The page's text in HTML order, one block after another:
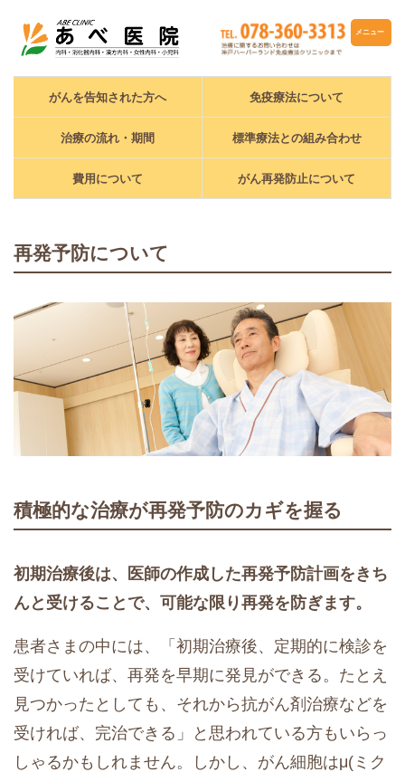
メニュー
がんを告知された方へ 免疫療法について
治療の流れ・期間 標準療法との組み合わせ
費用について がん再発防止について
再発予防について
積極的な治療が再発予防のカギを握る
初期治療後は、医師の作成した再発予防計画をきち
んと受けることで、可能な限り再発を防ぎます。
患者さまの中には、「初期治療後、定期的に検診を
受けていれば、再発を早期に発見ができる。たとえ
見つかったとしても、それから抗がん剤治療などを
受ければ、完治できる」と思われている方もいらっ
しゃるかもしれません。しかし、がん細胞はμ(ミク